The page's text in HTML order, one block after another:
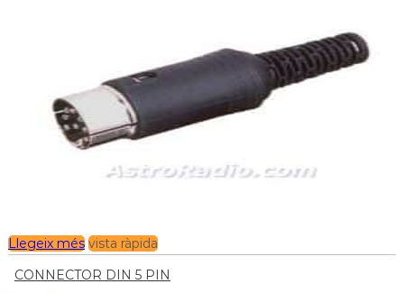
Llegeix més vista ràpida
CONNECTOR DIN 5 PIN